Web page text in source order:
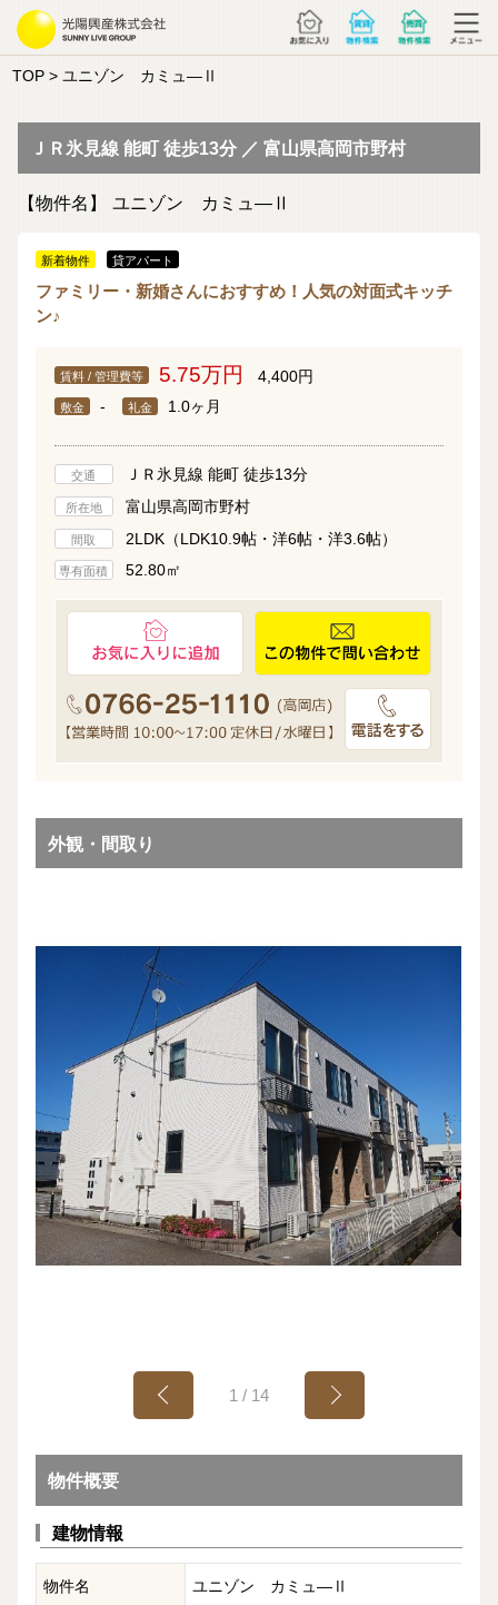
TOP> ユニゾン カミュ―Ⅱ
ＪＲ氷見線 能町 徒歩13分 ／ 富山県高岡市野村
【物件名】 ユニゾン カミュ―Ⅱ
新着物件 貸アパート
ファミリー・新婚さんにおすすめ！人気の対面式キッチ
ン♪
賃料 / 管理費等 5.75万円 4,400円
敷金 - 礼金 1.0ヶ月
交通 ＪＲ氷見線 能町 徒歩13分
所在地 富山県高岡市野村
間取 2LDK（LDK10.9帖・洋6帖・洋3.6帖）
専有面積 52.80㎡
外観・間取り
1 / 14
物件概要
建物情報
物件名 ユニゾン カミュ―Ⅱ